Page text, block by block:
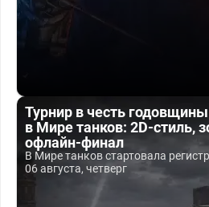
Турнир в честь
в Мире танков: 2D-стиль,
офлайн-финал
В Мире танков стартовала
06 августа, четверг